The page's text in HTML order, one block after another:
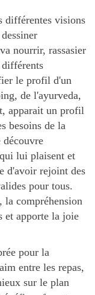
différentes visions
nourrir, rassasier
le profil d'un
de l'ayurveda,
apparait un profil
besoins de la
découvre
lui plaisent et
d'avoir rejoint des
pour tous.
la compréhension
et apporte la joie
pour la
entre les repas,
sur le plan